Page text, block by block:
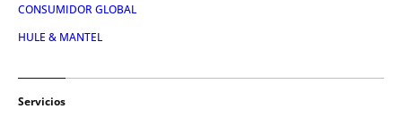
CONSUMIDOR GLOBAL
HULE & MANTEL
Servicios